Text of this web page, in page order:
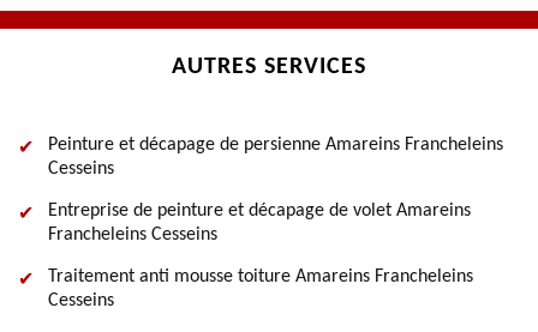
AUTRES SERVICES
Peinture et décapage de persienne Amareins Francheleins
Cesseins
Entreprise de peinture et décapage de volet Amareins
Francheleins Cesseins
Traitement anti mousse toiture Amareins Francheleins
Cesseins